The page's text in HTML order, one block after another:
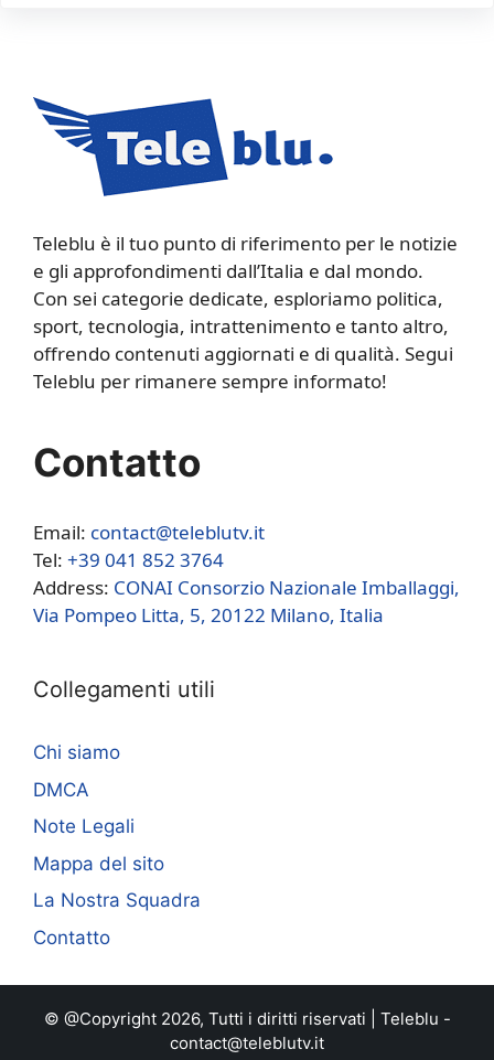
Teleblu è il tuo punto di riferimento per le notizie
e gli approfondimenti dall’Italia e dal mondo.
Con sei categorie dedicate, esploriamo politica,
sport, tecnologia, intrattenimento e tanto altro,
offrendo contenuti aggiornati e di qualità. Segui
Teleblu per rimanere sempre informato!
Contatto
Email: contact@teleblutv.it
Tel: +39 041 852 3764
Address: CONAI Consorzio Nazionale Imballaggi,
Via Pompeo Litta, 5, 20122 Milano, Italia
Collegamenti utili
Chi siamo
DMCA
Note Legali
Mappa del sito
La Nostra Squadra
Contatto
© @Copyright 2026, Tutti i diritti riservati | Teleblu -
contact@teleblutv.it